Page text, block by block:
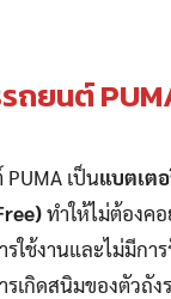
ถยนต์
เป็นแบตเต
ทำให้ไม่ต้องค
ใช้งานและไม่มีกา
รเกิดสนิมของตัวถัง